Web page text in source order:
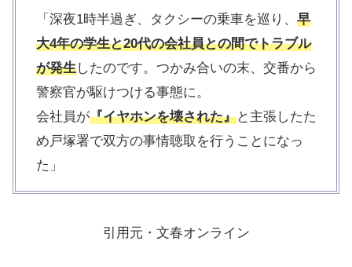
「深夜1時半過ぎ、タクシーの乗車を巡り、 早
大4年の学生と20代の会社員との間でトラブル
が発生したのです。つかみ合いの末、交番から
警察官が駆けつける事態に。
会社員が『イヤホンを壊された』と主張したた
め戸塚署で双方の事情聴取を行うことになっ
た」
引用元・文春オンライン